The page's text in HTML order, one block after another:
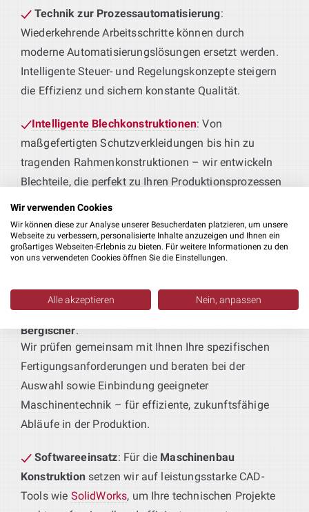
Technik zur Prozessautomatisierung:
Wiederkehrende Arbeitsschritte können durch
moderne Automatisierungslösungen ersetzt werden.
Intelligente Steuer- und Regelungskonzepte steigern
die Effizienz und sichern konstante Qualität.
Intelligente Blechkonstruktionen: Von
maßgefertigten Schutzverkleidungen bis hin zu
tragenden Rahmenkonstruktionen – wir entwickeln
Blechteile, die perfekt zu Ihren Produktionsprozessen
Maschinen für Ihre Fertigung: Sie liefern das
Produkt – wir die passende Technik. Von der
wir durchdachte Lösungen als Teil Ihrer
Maschinenbau Konstruktion in Rheinisch-
Bergischer.
Planung Ihrer Produktionsanlagen:
Wir prüfen gemeinsam mit Ihnen Ihre spezifischen
Fertigungsanforderungen und beraten bei der
Auswahl sowie Einbindung geeigneter
Maschinentechnik – für effiziente, zukunftsfähige
Abläufe in der Produktion.
Softwareeinsatz: Für die Maschinenbau
Konstruktion setzen wir auf leistungsstarke CAD-
Tools wie SolidWorks, um Ihre technischen Projekte
Wir verwenden Cookies
Wir können diese zur Analyse unserer Besucherdaten platzieren, um unsere
Webseite zu verbessern, personalisierte Inhalte anzuzeigen und Ihnen ein
großartiges Webseiten-Erlebnis zu bieten. Für weitere Informationen zu den
von uns verwendeten Cookies öffnen Sie die Einstellungen.
Alle akzeptieren Nein, anpassen